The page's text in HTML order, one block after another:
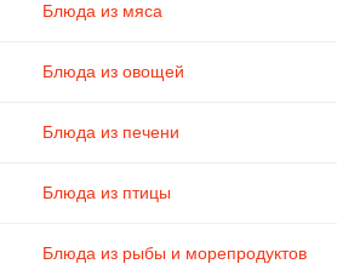
Блюда из мяса
Блюда из овощей
Блюда из печени
Блюда из птицы
Блюда из рыбы и морепродуктов